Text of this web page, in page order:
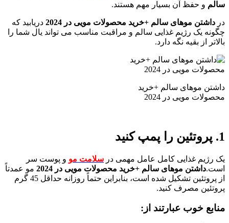
سالم و حفظ آن بسیار مهم هستند.
در داشتن موهای سالم +خرید محصولات مویی در 2024
دریابید که
چگونه یک رژیم غذایی سالم و مراقبت مناسب می تواند یال شما را
بالاتر از بقیه نگه دارد.
داشتن موهای سالم +خرید
محصولات مویی در 2024
1. پروتئین را پمپ کنید
یک رژیم غذایی کامل عامل مهمی در سلامت مو و پوست سر
است.داشتن موهای سالم +خرید محصولات مویی در 2024
مو عمدتاً
از پروتئین تشکیل شده است، بنابراین حتماً روزانه حداقل 45 گرم
پروتئین مصرف کنید.
منابع خوب عبارتند از: